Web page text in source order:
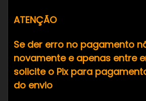
ATENÇÃO
Se der erro no pagamento
novamente e apenas entre
solicite o Pix para
do envio